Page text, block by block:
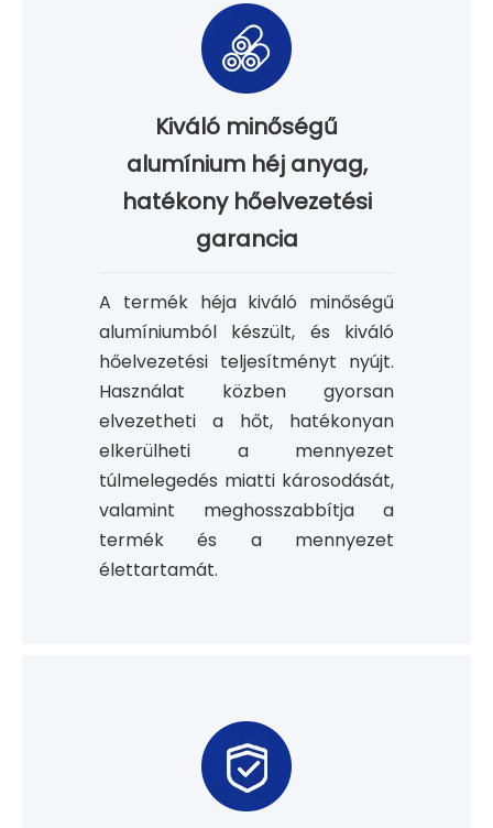
Kiváló minőségű
alumínium héj anyag,
hatékony hőelvezetési
garancia
A termék héja kiváló minőségű
alumíniumból készült, és kiváló
hőelvezetési teljesítményt nyújt.
Használat közben gyorsan
elvezetheti a hőt, hatékonyan
elkerülheti a mennyezet
túlmelegedés miatti károsodását,
valamint meghosszabbítja a
termék és a mennyezet
élettartamát.